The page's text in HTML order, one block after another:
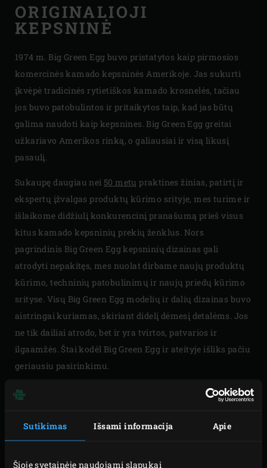
Sutikimas Išsami informacija Apie
Šioje svetainėje naudojami slapukai
ORIGINALIOJI
KEPSNINĖ
1974 m. Big Green Egg buvo pristatytos kaip pirmosios
komercinės kamado kepsninės Amerikoje. Jas sukurti
įkvėpė tradicinės rytietiškos kamado krosnelės, tačiau
jos buvo patobulintos ir pritaikytos taip, kad jas būtų
galima naudoti kaip kepsnines. Big Green Egg greitai
užkariavo Amerikos rinką, o galiausiai ir visą likusį
pasaulį.
Sukaupę daugiau nei 50 metų praktines žinias, patirtį ir
ekspertų įžvalgas produktų kūrimo srityje, mes turime ir
išlaikome didžiulį konkurencinį pranašumą prieš visus
kitus kamado kepsninių prekių ženklus. Nors
pagrindinis Big Green Egg kepsninių dizainas gali
atrodyti nepakitęs, mes nuolat dirbame naujų produktų
kūrimo, techninių patobulinimų ir naujų priedų kūrimo
srityse. Visų Big Green Egg modelių ir dalių dizainas buvo
aistringai kuriamas, skiriant didelį dėmesį detalėms. Jos
ne tik dailiai atrodo, bet ir yra tvirtos, patvarios ir
ilgaamžės. Štai kodėl Big Green Egg ir ateityje išliks pačiu
geriausiu pasirinkimu.